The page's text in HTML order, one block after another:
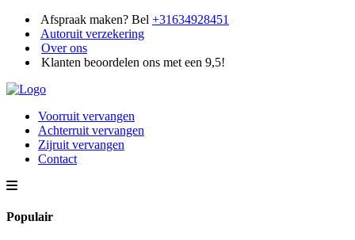
Afspraak maken? Bel +31634928451
Autoruit verzekering
Over ons
Klanten beoordelen ons met een 9,5!
Voorruit vervangen
Achterruit vervangen
Zijruit vervangen
Contact
Populair